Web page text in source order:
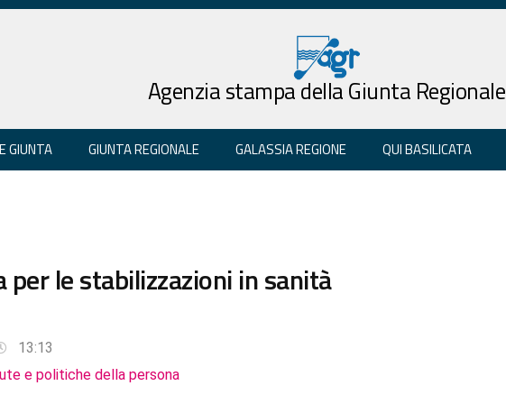
Agenzia stampa della Giunta Regionale
GIUNTA GIUNTA REGIONALE GALASSIA REGIONE QUI BASILICATA
per le stabilizzazioni in sanità
13:13
e politiche della persona